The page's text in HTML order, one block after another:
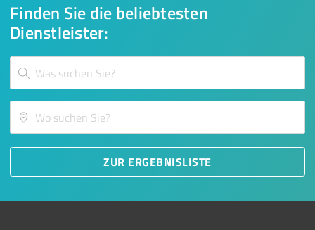
Finden Sie die beliebtesten
Dienstleister:
ZUR ERGEBNISLISTE